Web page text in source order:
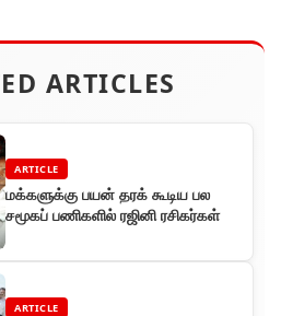
ARTICLES
ARTICLE
மக்களுக்கு பயன் தரக் கூடிய பல
சமூகப் பணிகளில் ரஜினி ரசிகர்கள்
ARTICLE